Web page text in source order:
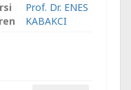
Prof. Dr. ENES
KABAKCI